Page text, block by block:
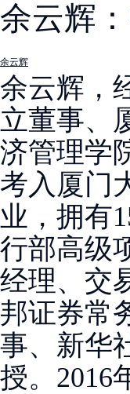
余云辉
余云辉
余云辉，
立董事、
济管理学
考入厦门
业，拥有
行部高级
经理、交
邦证券常
事、新华
授。2016